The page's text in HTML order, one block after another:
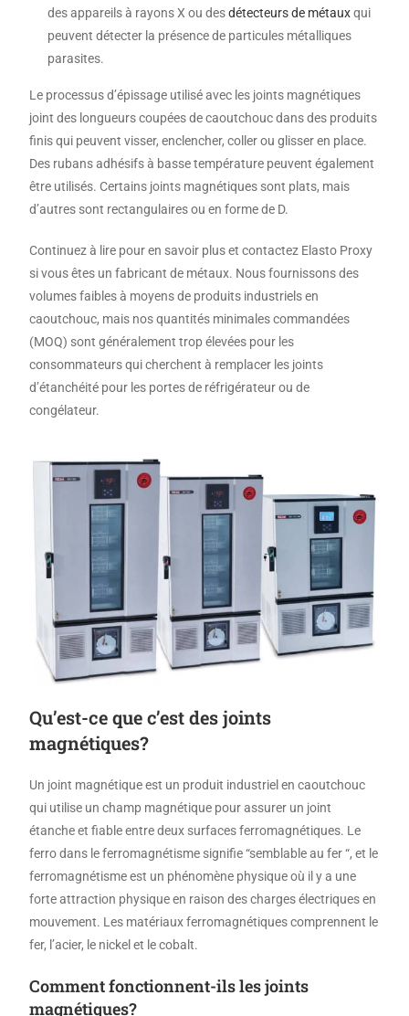
des appareils à rayons X ou desdétecteurs de métauxqui
peuvent détecter la présence de particules métalliques
parasites.
Le processus d’épissage utilisé avec les joints magnétiques
joint des longueurs coupées de caoutchouc dans des produits
finis qui peuvent visser, enclencher, coller ou glisser en place.
Des rubans adhésifs à basse température peuvent également
être utilisés. Certains joints magnétiques sont plats, mais
d’autres sont rectangulaires ou en forme de D.
Continuez à lire pour en savoir plus et contactez Elasto Proxy
si vous êtes un fabricant de métaux. Nous fournissons des
volumes faibles à moyens de produits industriels en
caoutchouc, mais nos quantités minimales commandées
(MOQ) sont généralement trop élevées pour les
consommateurs qui cherchent à remplacer les joints
d’étanchéité pour les portes de réfrigérateur ou de
congélateur.
Qu’est-ce que c’est des joints
magnétiques?
Un joint magnétique est un produit industriel en caoutchouc
qui utilise un champ magnétique pour assurer un joint
étanche et fiable entre deux surfaces ferromagnétiques. Le
ferro dans le ferromagnétisme signifie “semblable au fer “, et le
ferromagnétisme est un phénomène physique où il y a une
forte attraction physique en raison des charges électriques en
mouvement. Les matériaux ferromagnétiques comprennent le
fer, l’acier, le nickel et le cobalt.
Comment fonctionnent-ils les joints
magnétiques?